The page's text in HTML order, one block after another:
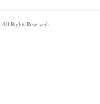
. All Rights Reserved.